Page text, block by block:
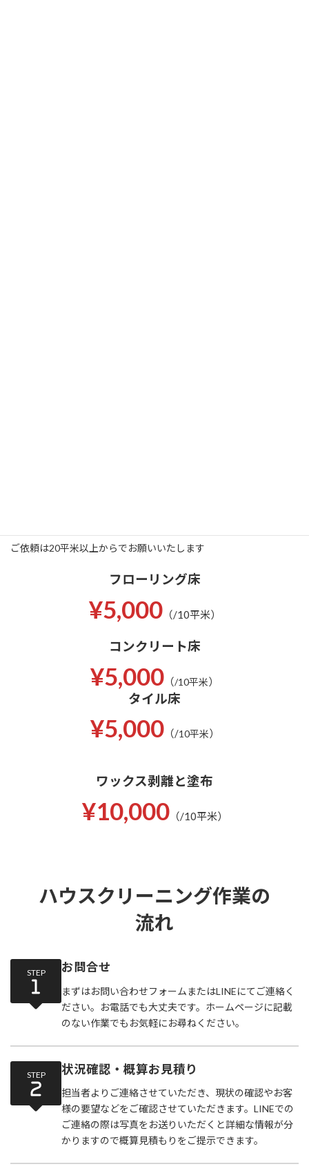
ご依頼は20平米以上からでお願いいたします
フローリング床
¥5,000（/10平米）
コンクリート床
¥5,000 （/10平米）
タイル床
¥5,000（/10平米）
ワックス剥離と塗布
¥10,000（/10平米）
ハウスクリーニング作業の
流れ
STEP お問合せ
まずはお問い合わせフォームまたはLINEにてご連絡く
ださい。お電話でも大丈夫です。ホームページに記載
のない作業でもお気軽にお尋ねください。
STEP 状況確認・概算お見積り
担当者よりご連絡させていただき、現状の確認やお客
様の要望などをご確認させていただきます。LINEでの
ご連絡の際は写真をお送りいただくと詳細な情報が分
かりますので概算見積もりをご提示できます。